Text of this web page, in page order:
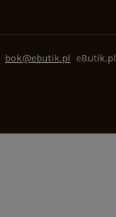
bok@ebutik.pl eButik.pl